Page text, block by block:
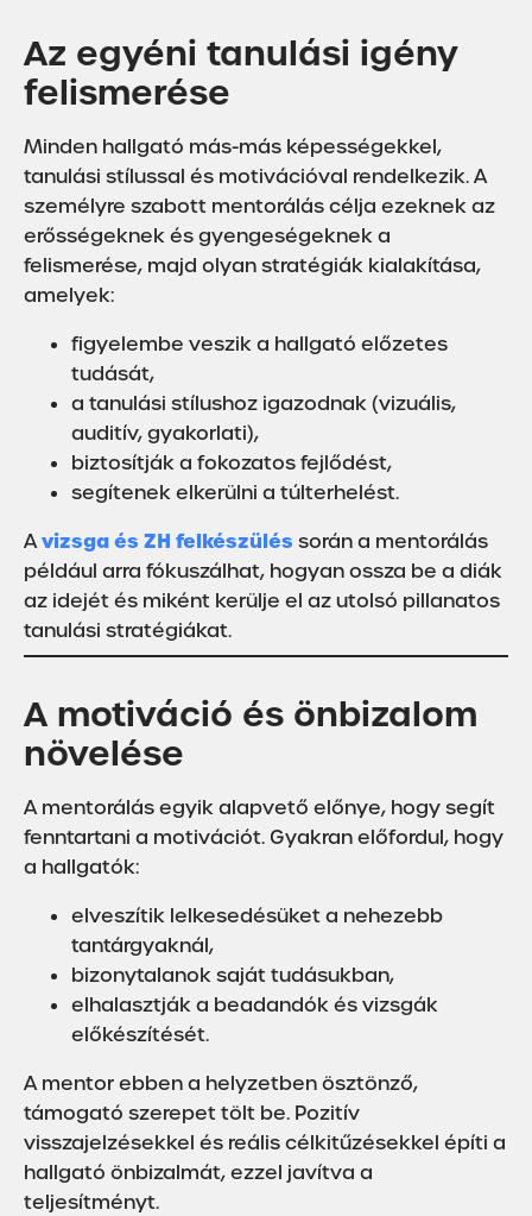
Az egyéni tanulási igény
felismerése
Minden hallgató más-más képességekkel,
tanulási stílussal és motivációval rendelkezik. A
személyre szabott mentorálás célja ezeknek az
erősségeknek és gyengeségeknek a
felismerése, majd olyan stratégiák kialakítása,
amelyek:
figyelembe veszik a hallgató előzetes
tudását,
a tanulási stílushoz igazodnak (vizuális,
auditív, gyakorlati),
biztosítják a fokozatos fejlődést,
segítenek elkerülni a túlterhelést.
Avizsga és ZH felkészülés során a mentorálás
például arra fókuszálhat, hogyan ossza be a diák
az idejét és miként kerülje el az utolsó pillanatos
tanulási stratégiákat.
A motiváció és önbizalom
növelése
A mentorálás egyik alapvető előnye, hogy segít
fenntartani a motivációt. Gyakran előfordul, hogy
a hallgatók:
elveszítik lelkesedésüket a nehezebb
tantárgyaknál,
bizonytalanok saját tudásukban,
elhalasztják a beadandók és vizsgák
előkészítését.
A mentor ebben a helyzetben ösztönző,
támogató szerepet tölt be. Pozitív
visszajelzésekkel és reális célkitűzésekkel építi a
hallgató önbizalmát, ezzel javítva a
teljesítményt.